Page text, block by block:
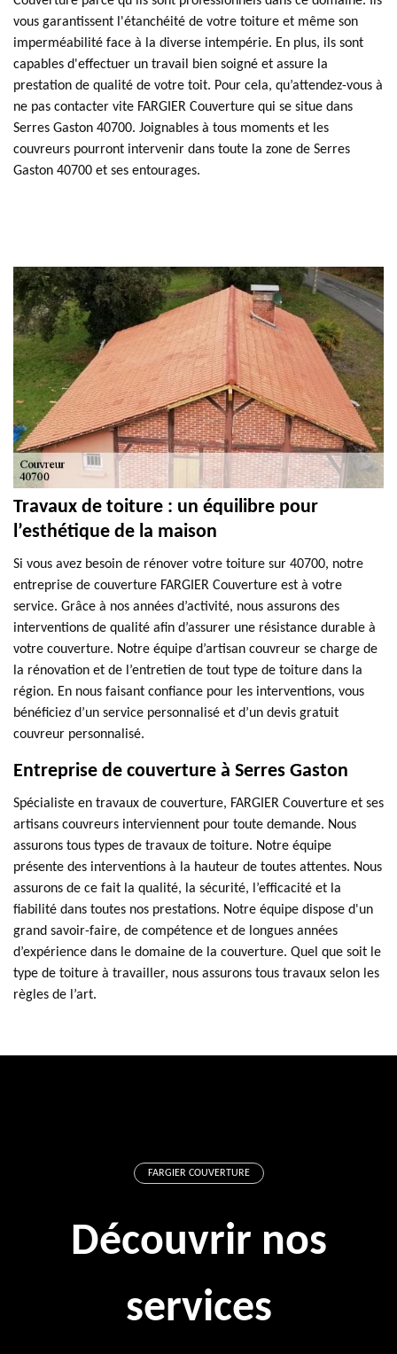
vous garantissent l'étanchéité de votre toiture et même son
imperméabilité face à la diverse intempérie. En plus, ils sont
capables d'effectuer un travail bien soigné et assure la
prestation de qualité de votre toit. Pour cela, qu’attendez-vous à
ne pas contacter vite FARGIER Couverture qui se situe dans
Serres Gaston 40700. Joignables à tous moments et les
couvreurs pourront intervenir dans toute la zone de Serres
Gaston 40700 et ses entourages.
Travaux de toiture : un équilibre pour
l’esthétique de la maison
Si vous avez besoin de rénover votre toiture sur 40700, notre
entreprise de couverture FARGIER Couverture est à votre
service. Grâce à nos années d’activité, nous assurons des
interventions de qualité afin d’assurer une résistance durable à
votre couverture. Notre équipe d’artisan couvreur se charge de
la rénovation et de l’entretien de tout type de toiture dans la
région. En nous faisant confiance pour les interventions, vous
bénéficiez d’un service personnalisé et d’un devis gratuit
couvreur personnalisé.
Entreprise de couverture à Serres Gaston
Spécialiste en travaux de couverture, FARGIER Couverture et ses
artisans couvreurs interviennent pour toute demande. Nous
assurons tous types de travaux de toiture. Notre équipe
présente des interventions à la hauteur de toutes attentes. Nous
assurons de ce fait la qualité, la sécurité, l’efficacité et la
fiabilité dans toutes nos prestations. Notre équipe dispose d'un
grand savoir-faire, de compétence et de longues années
d’expérience dans le domaine de la couverture. Quel que soit le
type de toiture à travailler, nous assurons tous travaux selon les
règles de l’art.
FARGIER COUVERTURE
Découvrir nos
services